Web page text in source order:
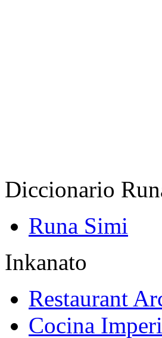
Diccionario
Runa Simi
Inkanato
Restaurant
Cocina